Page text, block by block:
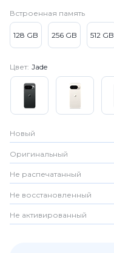
Встроенная память
128 GB 256 GB 512 GB
Цвет: Jade
Новый
Оригинальный
Не распечатанный
Не восстановленный
Не активированный